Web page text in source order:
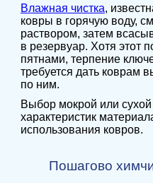
Влажная чистка,
ковры в горячую воду,
раствором, затем
в резервуар. Хотя этот
пятнами, терпение
требуется дать коврам
по ним.
Выбор мокрой или сухой
характеристик
использования ковров.
Пошагово